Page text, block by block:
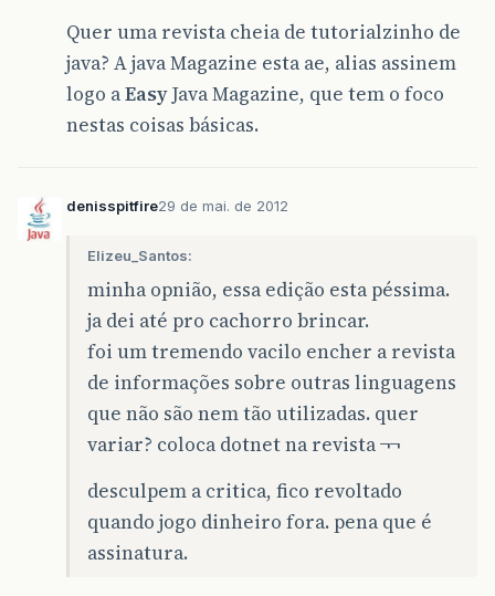
Quer uma revista cheia de tutorialzinho de
java? A java Magazine esta ae, alias assinem
logo aEasyJava Magazine, que tem o foco
nestas coisas básicas.
denisspitfire29 de mai. de 2012
Elizeu_Santos:
minha opnião, essa edição esta péssima.
ja dei até pro cachorro brincar.
foi um tremendo vacilo encher a revista
de informações sobre outras linguagens
que não são nem tão utilizadas. quer
variar? coloca dotnet na revista ¬¬
desculpem a critica, fico revoltado
quando jogo dinheiro fora. pena que é
assinatura.